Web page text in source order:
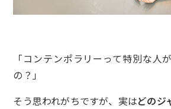
「コンテンポラリーって特別な人
の？」
そう思われがちですが、実はどのジ